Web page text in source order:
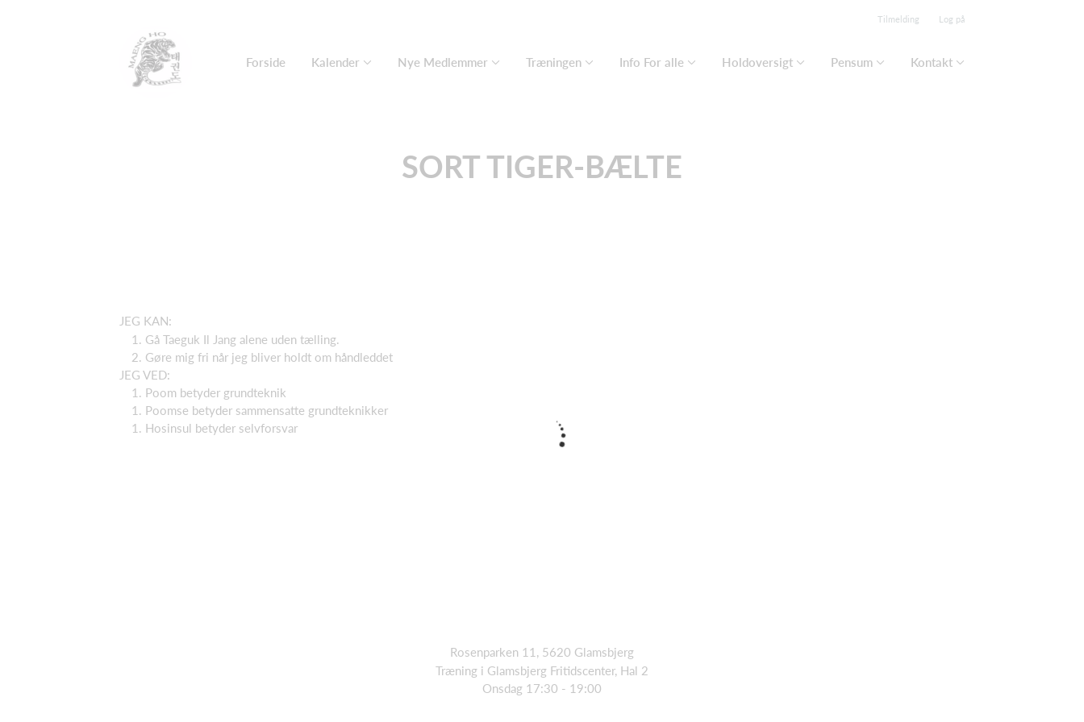
Tilmelding Log på
Forside Kalender Nye Medlemmer Træningen Info For alle Holdoversigt Pensum Kontakt
SORT TIGER-BÆLTE
JEG KAN:
Gå Taeguk Il Jang alene uden tælling.
Gøre mig fri når jeg bliver holdt om håndleddet
JEG VED:
Poom betyder grundteknik
Poomse betyder sammensatte grundteknikker
Hosinsul betyder selvforsvar
Rosenparken 11, 5620 Glamsbjerg
Træning i Glamsbjerg Fritidscenter, Hal 2
Onsdag 17:30 - 19:00